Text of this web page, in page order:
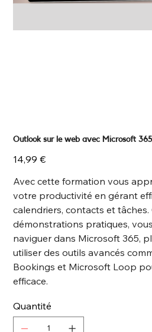
Outlook sur le web avec Microsoft
Prix
14,99 €
Avec cette formation vous
votre productivité en gérant
calendriers, contacts et tâches.
démonstrations pratiques,
naviguer dans Microsoft 365,
utiliser des outils avancés
Bookings et Microsoft Loop
efficace.
Quantité